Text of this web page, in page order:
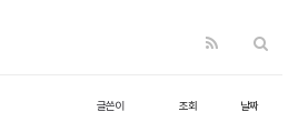
글쓴이 조회 날짜